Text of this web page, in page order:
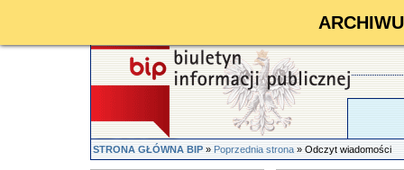
STRONA GŁÓWNA BIP»Poprzednia strona» Odczyt wiadomości